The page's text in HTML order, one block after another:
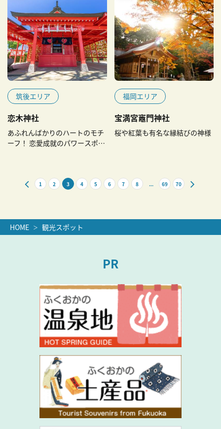
筑後エリア
恋木神社
あふれんばかりのハートのモチ
ーフ！ 恋愛成就のパワースポッ
福岡エリア
宝満宮竈門神社
桜や紅葉も有名な縁結びの神様
1 2 3 4 5 6 7 8 ... 69 70
HOME 観光スポット
PR